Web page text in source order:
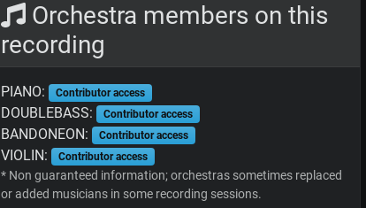
Orchestra members on this
recording
PIANO: Contributor access
DOUBLEBASS: Contributor access
BANDONEON: Contributor access
VIOLIN: Contributor access
* Non guaranteed information; orchestras sometimes replaced
or added musicians in some recording sessions.